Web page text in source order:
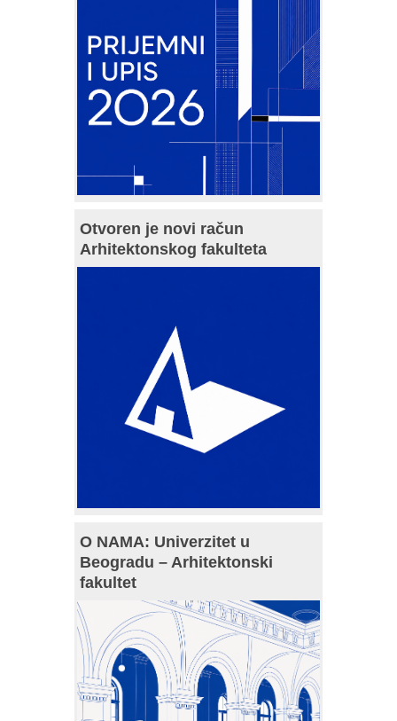
Otvoren je novi račun
Arhitektonskog fakulteta
O NAMA: Univerzitet u
Beogradu – Arhitektonski
fakultet